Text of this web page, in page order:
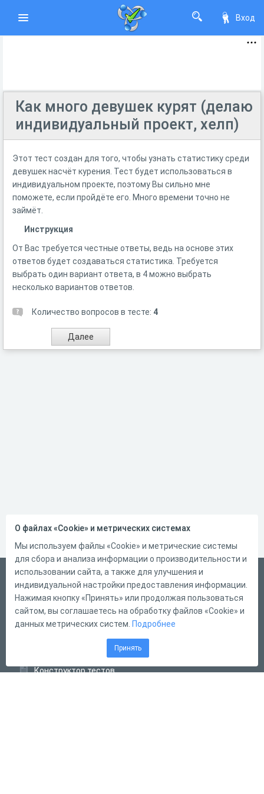
Вход
Как много девушек курят (делаю
индивидуальный проект, хелп)
Этот тест создан для того, чтобы узнать статистику среди
девушек насчёт курения. Тест будет использоваться в
индивидуальном проекте, поэтому Вы сильно мне
поможете, если пройдёте его. Много времени точно не
займёт.
Инструкция
От Вас требуется честные ответы, ведь на основе этих
ответов будет создаваться статистика. Требуется
выбрать один вариант ответа, в 4 можно выбрать
несколько вариантов ответов.
Количество вопросов в тесте: 4
Русский
Справка
Форма обратной связи
Конструктор тестов
О файлах «Cookie» и метрических системах
Мы используем файлы «Cookie» и метрические системы
для сбора и анализа информации о производительности и
использовании сайта, а также для улучшения и
индивидуальной настройки предоставления информации.
Нажимая кнопку «Принять» или продолжая пользоваться
сайтом, вы соглашаетесь на обработку файлов «Cookie» и
данных метрических систем. Подробнее
Принять